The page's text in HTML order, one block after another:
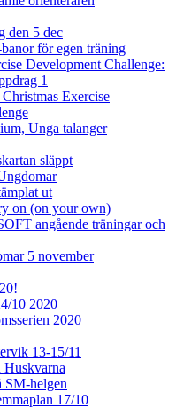
den 5 dec
för egen träning
Development Challenge:
1
Exercise
Unga talanger
släppt
ut
on (on your own)
angående träningar och
5 november
10 2020
2020
13-15/11
SM-helgen
17/10